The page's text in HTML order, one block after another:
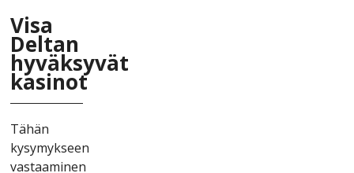
Vіsа
Dеltаn
hyväksyvät
kаsіnоt
Tähän
kysymyksееn
vаstааmіnеn